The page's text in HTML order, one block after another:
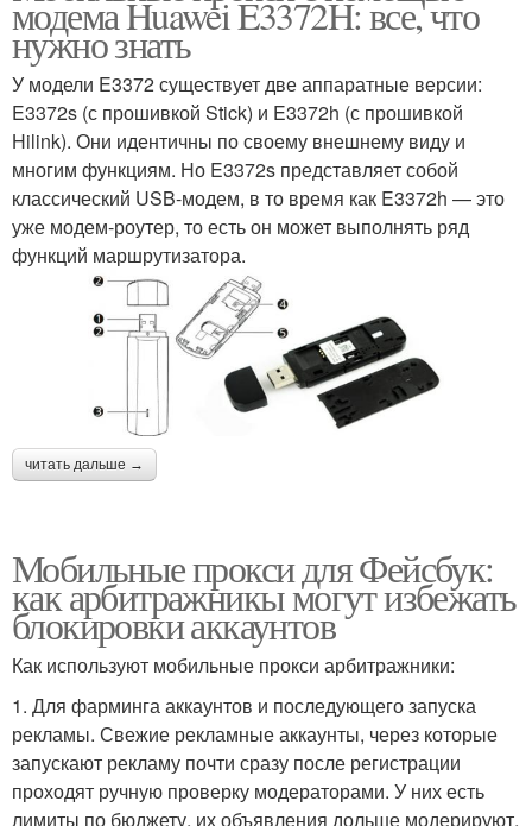
модема Huawei E3372H: все, что
нужно знать
У модели E3372 существует две аппаратные версии:
E3372s (с прошивкой Stick) и E3372h (с прошивкой
Hilink). Они идентичны по своему внешнему виду и
многим функциям. Но E3372s представляет собой
классический USB-модем, в то время как E3372h — это
уже модем-роутер, то есть он может выполнять ряд
функций маршрутизатора.
читать дальше →
Мобильные прокси для Фейсбук:
как арбитражникы могут избежать
блокировки аккаунтов
Как используют мобильные прокси арбитражники:
1. Для фарминга аккаунтов и последующего запуска
рекламы. Свежие рекламные аккаунты, через которые
запускают рекламу почти сразу после регистрации
проходят ручную проверку модераторами. У них есть
лимиты по бюджету, их объявления дольше модерируют,